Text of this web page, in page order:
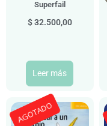
Superfail
$32.500,00
Leer más
AGOTADO